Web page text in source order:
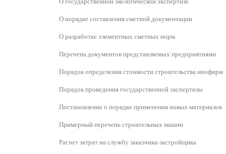
О порядке составления сметной документации
О разработке элементных сметных норм
Перечень документов представляемых предприятиями
Порядок определения стоимости строительства инофирм
Порядок проведения государственной экспертизы
Постановление о порядке применения новых материалов
Примерный перечень строительных машин
Расчет затрат на службу заказчика-застройщика